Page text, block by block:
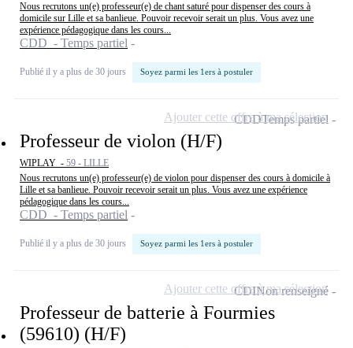
Nous recrutons un(e) professeur(e) de chant saturé pour dispenser des cours à
domicile sur Lille et sa banlieue. Pouvoir recevoir serait un plus. Vous avez une
expérience pédagogique dans les cours...
CDD - Temps partiel
Publié il y a plus de 30 jours Soyez parmi les 1ers à postuler
Professeur de violon (H/F)
WIPLAY - 59 - LILLE
Nous recrutons un(e) professeur(e) de violon pour dispenser des cours à domicile à
Lille et sa banlieue. Pouvoir recevoir serait un plus. Vous avez une expérience
pédagogique dans les cours...
CDD - Temps partiel
Publié il y a plus de 30 jours Soyez parmi les 1ers à postuler
CDDTemps partiel
Ajouter cette offre à ma sélection
Professeur de batterie à Fourmies
(59610) (H/F)
CDINon renseigné
Ajouter cette offre à ma sélection